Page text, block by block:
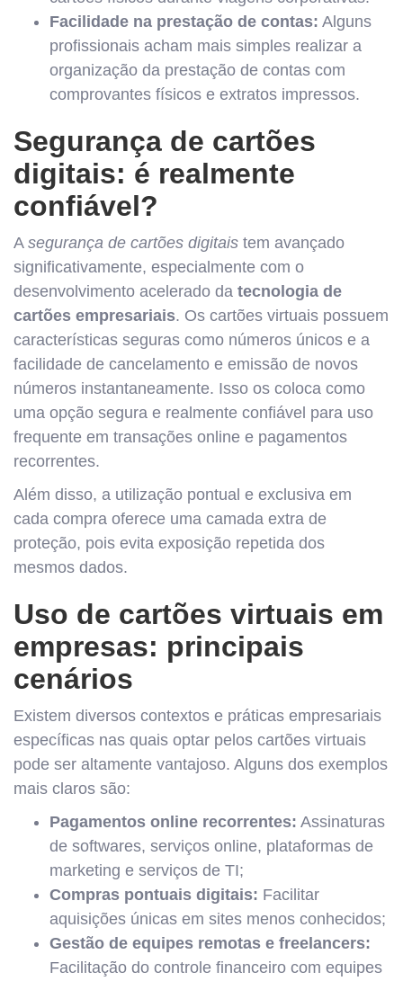
Facilidade na prestação de contas: Alguns
profissionais acham mais simples realizar a
organização da prestação de contas com
comprovantes físicos e extratos impressos.
Segurança de cartões
digitais: é realmente
confiável?
A segurança de cartões digitais tem avançado
significativamente, especialmente com o
desenvolvimento acelerado da tecnologia de
cartões empresariais. Os cartões virtuais possuem
características seguras como números únicos e a
facilidade de cancelamento e emissão de novos
números instantaneamente. Isso os coloca como
uma opção segura e realmente confiável para uso
frequente em transações online e pagamentos
recorrentes.
Além disso, a utilização pontual e exclusiva em
cada compra oferece uma camada extra de
proteção, pois evita exposição repetida dos
mesmos dados.
Uso de cartões virtuais em
empresas: principais
cenários
Existem diversos contextos e práticas empresariais
específicas nas quais optar pelos cartões virtuais
pode ser altamente vantajoso. Alguns dos exemplos
mais claros são:
Pagamentos online recorrentes: Assinaturas
de softwares, serviços online, plataformas de
marketing e serviços de TI;
Compras pontuais digitais: Facilitar
aquisições únicas em sites menos conhecidos;
Gestão de equipes remotas e freelancers:
Facilitação do controle financeiro com equipes